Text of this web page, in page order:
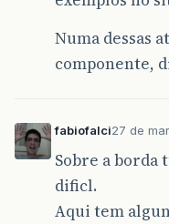
Numa dessas
componente,
fabiofalci27 de
Sobre a borda
dificl.
Aqui tem